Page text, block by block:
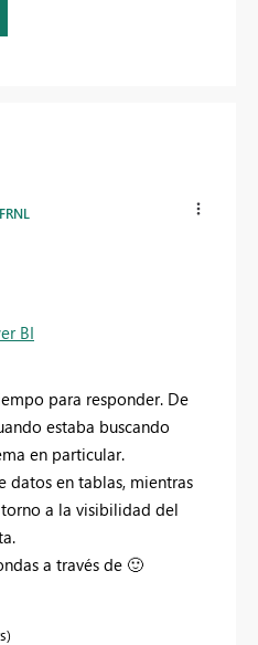
BI
para responder. De
estaba buscando
en particular.
datos en tablas, mientras
a la visibilidad del
a través de 🙂